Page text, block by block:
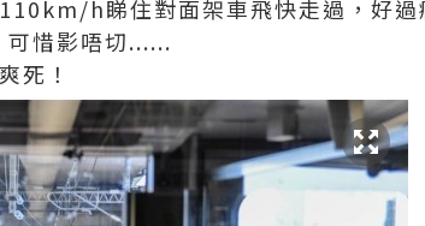
h睇住對面架車飛快走過，好過
惜影唔切......
死！